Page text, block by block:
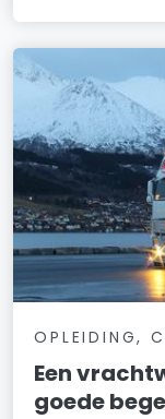
OPLEIDING,
Een
goede